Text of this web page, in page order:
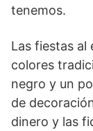
tenemos.
Las fiestas al
colores
negro y un
de
dinero y las